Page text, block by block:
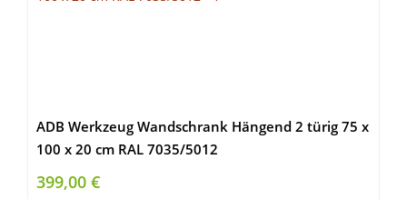
ADB Werkzeug Wandschrank Hängend 2 türig 75 x
100 x 20 cm RAL 7035/5012
399,00 €